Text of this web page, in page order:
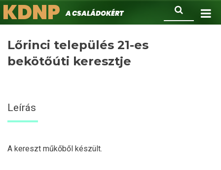
Ugrás
a
Keresés
KDNPA családokért.
Lőrinci település 21-es
bekötőúti keresztje
Leírás
A kereszt műkőből készült.